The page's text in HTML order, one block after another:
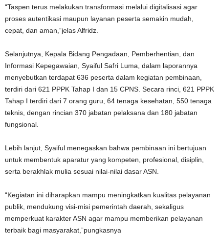
“Taspen terus melakukan transformasi melalui digitalisasi agar
proses autentikasi maupun layanan peserta semakin mudah,
cepat, dan aman,”jelas Alfridz.
Selanjutnya, Kepala Bidang Pengadaan, Pemberhentian, dan
Informasi Kepegawaian, Syaiful Safri Luma, dalam laporannya
menyebutkan terdapat 636 peserta dalam kegiatan pembinaan,
terdiri dari 621 PPPK Tahap I dan 15 CPNS. Secara rinci, 621 PPPK
Tahap I terdiri dari 7 orang guru, 64 tenaga kesehatan, 550 tenaga
teknis, dengan rincian 370 jabatan pelaksana dan 180 jabatan
fungsional.
Lebih lanjut, Syaiful menegaskan bahwa pembinaan ini bertujuan
untuk membentuk aparatur yang kompeten, profesional, disiplin,
serta berakhlak mulia sesuai nilai-nilai dasar ASN.
“Kegiatan ini diharapkan mampu meningkatkan kualitas pelayanan
publik, mendukung visi-misi pemerintah daerah, sekaligus
memperkuat karakter ASN agar mampu memberikan pelayanan
terbaik bagi masyarakat,”pungkasnya